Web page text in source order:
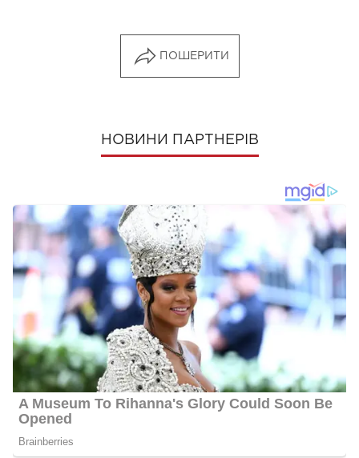
ПОШЕРИТИ
НОВИНИ ПАРТНЕРІВ